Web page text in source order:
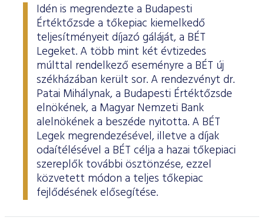
Idén is megrendezte a Budapesti
Értéktőzsde a tőkepiac kiemelkedő
teljesítményeit díjazó gáláját, a BÉT
Legeket. A több mint két évtizedes
múlttal rendelkező eseményre a BÉT új
székházában került sor. A rendezvényt dr.
Patai Mihálynak, a Budapesti Értéktőzsde
elnökének, a Magyar Nemzeti Bank
alelnökének a beszéde nyitotta. A BÉT
Legek megrendezésével, illetve a díjak
odaítélésével a BÉT célja a hazai tőkepiaci
szereplők további ösztönzése, ezzel
közvetett módon a teljes tőkepiac
fejlődésének elősegítése.